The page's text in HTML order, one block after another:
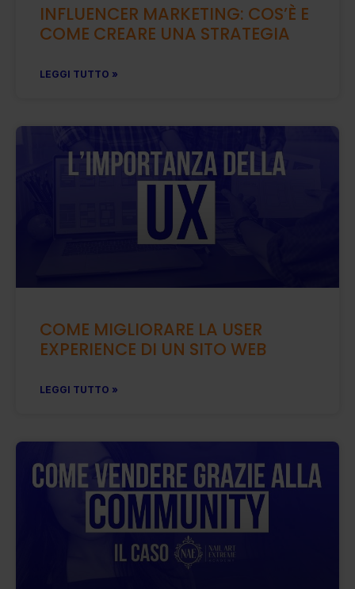
INFLUENCER MARKETING: COS’È E
COME CREARE UNA STRATEGIA
LEGGI TUTTO »
COME MIGLIORARE LA USER
EXPERIENCE DI UN SITO WEB
LEGGI TUTTO »